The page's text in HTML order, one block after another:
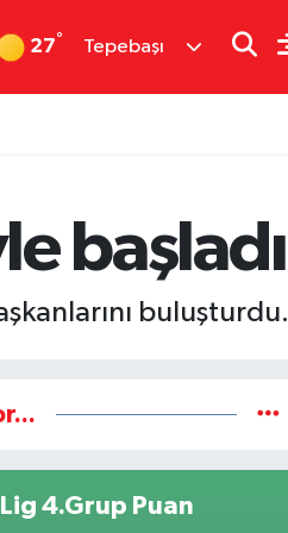
27° Tepebaşı
başladı
buluşturdu.
4.Grup Puan